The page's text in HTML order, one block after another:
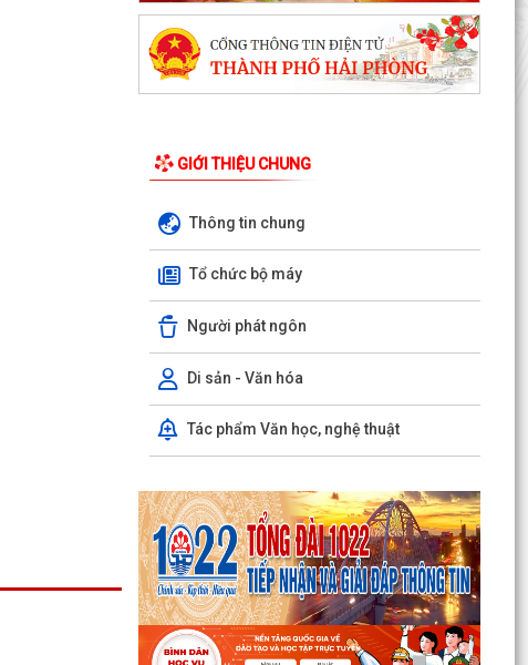
GIỚI THIỆU CHUNG
Thông tin chung
Tổ chức bộ máy
Người phát ngôn
Di sản - Văn hóa
Tác phẩm Văn học, nghệ thuật
Một số quy định mới về thực hiện thủ tục hành
chính theo cơ chế một cửa, một cửa liên thông
Quy trình mới về tiếp nhận, giải quyết thủ tục
Triển khai nộp thuế sử dụng đất phi nông nghiệp
Hướng dẫn cài đặt và sử dụng, nộp thuế qua
HẢI PHÒNG THU PHÍ 0 ĐỒNG ĐỐI VỚI 4 LỆ PHÍ VÀ
7 LOẠI PHÍ KHI THỰC HIỆN THỦ TỤC HÀNH
CHÍNH TRỰC TUYẾN
triển khai Nghị quyết 04/2026/NQ-HĐND ngày
20/4/2026...
THÔNG BÁO CỦA TRẠM Y TẾ PHƯỜNG KINH
MÔN Về việc lập danh sách những phụ nữ sinh
con thứ hai trước...
PHƯỜNG KINH MÔN TUYÊN TRUYỀN, HƯỚNG
DẪN NGƯỜI DÂN CHUYỂN ĐỔI THIẾT BỊ, SIM
4G/5G TRƯỚC KHI NGỪNG...